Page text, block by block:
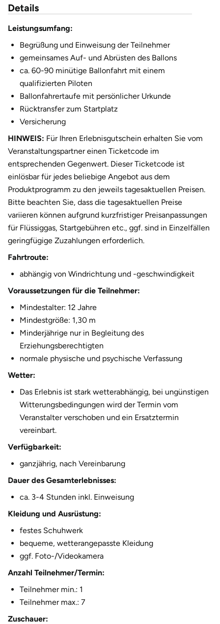
Details
Leistungsumfang:
Begrüßung und Einweisung der Teilnehmer
gemeinsames Auf- und Abrüsten des Ballons
ca. 60-90 minütige Ballonfahrt mit einem
qualifizierten Piloten
Ballonfahrertaufe mit persönlicher Urkunde
Rücktransfer zum Startplatz
Versicherung
HINWEIS: Für Ihren Erlebnisgutschein erhalten Sie vom
Veranstaltungspartner einen Ticketcode im
entsprechenden Gegenwert. Dieser Ticketcode ist
einlösbar für jedes beliebige Angebot aus dem
Produktprogramm zu den jeweils tagesaktuellen Preisen.
Bitte beachten Sie, dass die tagesaktuellen Preise
variieren können aufgrund kurzfristiger Preisanpassungen
für Flüssiggas, Startgebühren etc., ggf. sind in Einzelfällen
geringfügige Zuzahlungen erforderlich.
Fahrtroute:
abhängig von Windrichtung und -geschwindigkeit
Voraussetzungen für die Teilnehmer:
Mindestalter: 12 Jahre
Mindestgröße: 1,30 m
Minderjährige nur in Begleitung des
Erziehungsberechtigten
normale physische und psychische Verfassung
Wetter:
Das Erlebnis ist stark wetterabhängig, bei ungünstigen
Witterungsbedingungen wird der Termin vom
Veranstalter verschoben und ein Ersatztermin
vereinbart.
Verfügbarkeit:
ganzjährig, nach Vereinbarung
Dauer des Gesamterlebnisses:
ca. 3-4 Stunden inkl. Einweisung
Kleidung und Ausrüstung:
festes Schuhwerk
bequeme, wetterangepasste Kleidung
ggf. Foto-/Videokamera
Anzahl Teilnehmer/Termin:
Teilnehmer min.: 1
Teilnehmer max.: 7
Zuschauer: